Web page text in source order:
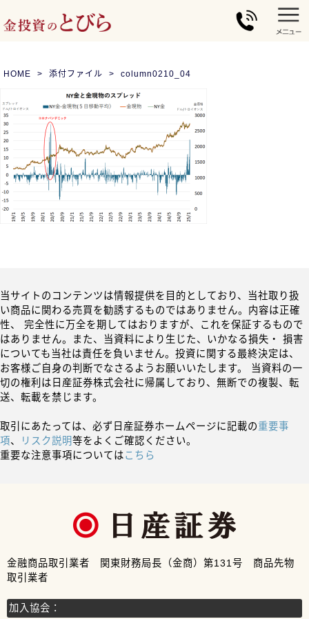
HOME 添付ファイル column0210_04
当サイトのコンテンツは情報提供を目的としており、当社取り扱
い商品に関わる売買を勧誘するものではありません。内容は正確
性、 完全性に万全を期してはおりますが、これを保証するもので
はありません。また、当資料により生じた、いかなる損失・ 損害
についても当社は責任を負いません。投資に関する最終決定は、
お客様ご自身の判断でなさるようお願いいたします。 当資料の一
切の権利は日産証券株式会社に帰属しており、無断での複製、転
送、転載を禁じます。
取引にあたっては、必ず日産証券ホームページに記載の重要事
項、 リスク説明等をよくご確認ください。
重要な注意事項についてはこちら
金融商品取引業者 関東財務局長（金商）第131号 商品先物
取引業者
加入協会：